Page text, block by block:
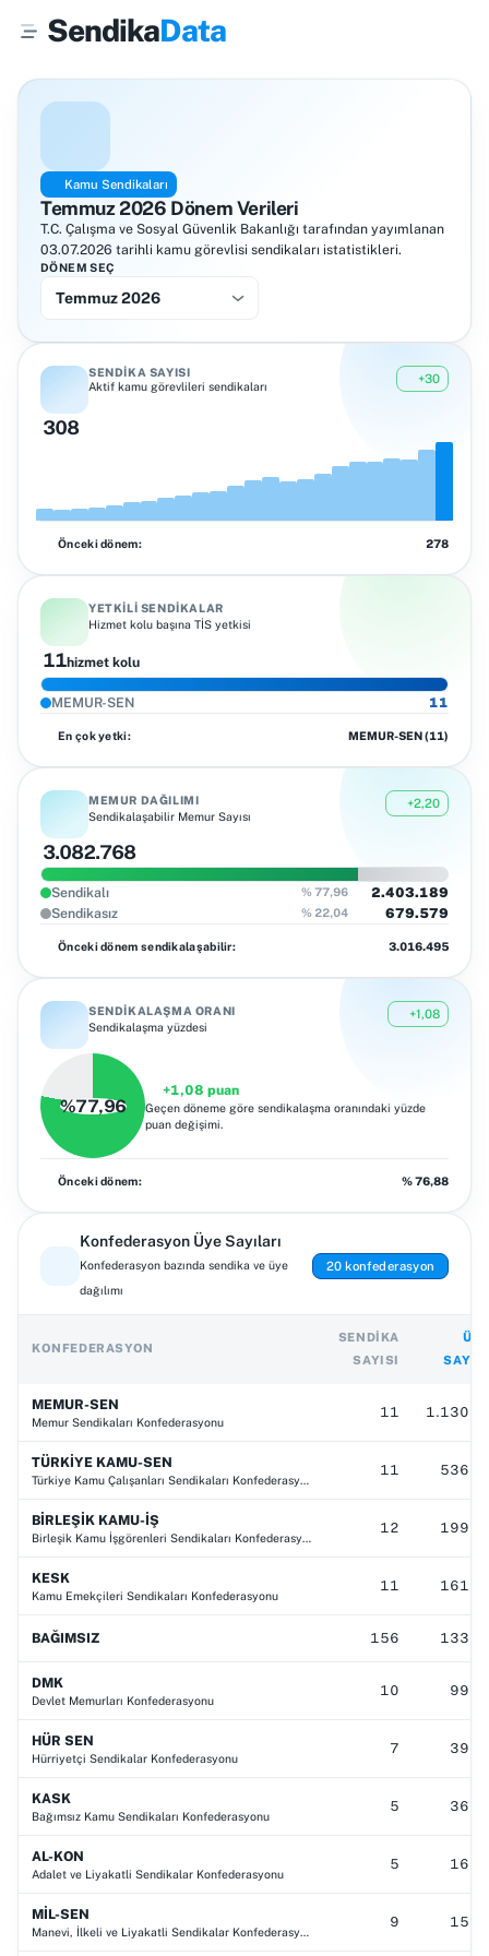
SendikaData
Kamu Sendikaları
Temmuz 2026 Dönem Verileri
T.C. Çalışma ve Sosyal Güvenlik Bakanlığı tarafından yayımlanan
03.07.2026 tarihli kamu görevlisi sendikaları istatistikleri.
DÖNEM SEÇ
Temmuz 2026
SENDIKA SAYISI
Aktif kamu görevlileri sendikaları
+30
308
Önceki dönem: 278
YETKILI SENDIKALAR
Hizmet kolu başına TİS yetkisi
11hizmet kolu
MEMUR-SEN 11
En çok yetki: MEMUR-SEN (11)
MEMUR DAĞILIMI
Sendikalaşabilir Memur Sayısı
+2,20
3.082.768
Sendikalı % 77,96
2.403.189
Sendikasız
% 22,04 679.579
Önceki dönem sendikalaşabilir: 3.016.495
SENDIKALAŞMA ORANI
Sendikalaşma yüzdesi
+1,08
%77,96
+1,08 puan
Geçen döneme göre sendikalaşma oranındaki yüzde
puan değişimi.
Önceki dönem: % 76,88
Konfederasyon Üye Sayıları
Konfederasyon bazında sendika ve üye
dağılımı
20 konfederasyon
KONFEDERASYON
SENDIKA
SAYISI
ÜYE
SAYISI
MEMUR-SEN
Memur Sendikaları Konfederasyonu
11
TÜRKİYE KAMU-SEN
Türkiye Kamu Çalışanları Sendikaları Konfederasyonu
11
BİRLEŞİK KAMU-İŞ
Birleşik Kamu İşgörenleri Sendikaları Konfederasyonu
12
KESK
Kamu Emekçileri Sendikaları Konfederasyonu
11
BAĞIMSIZ 156
DMK
Devlet Memurları Konfederasyonu
10
HÜR SEN
Hürriyetçi Sendikalar Konfederasyonu
7
KASK
Bağımsız Kamu Sendikaları Konfederasyonu
5
AL-KON
Adalet ve Liyakatli Sendikalar Konfederasyonu
5
MİL-SEN
Manevi, İlkeli ve Liyakatli Sendikalar Konfederasyonu
9